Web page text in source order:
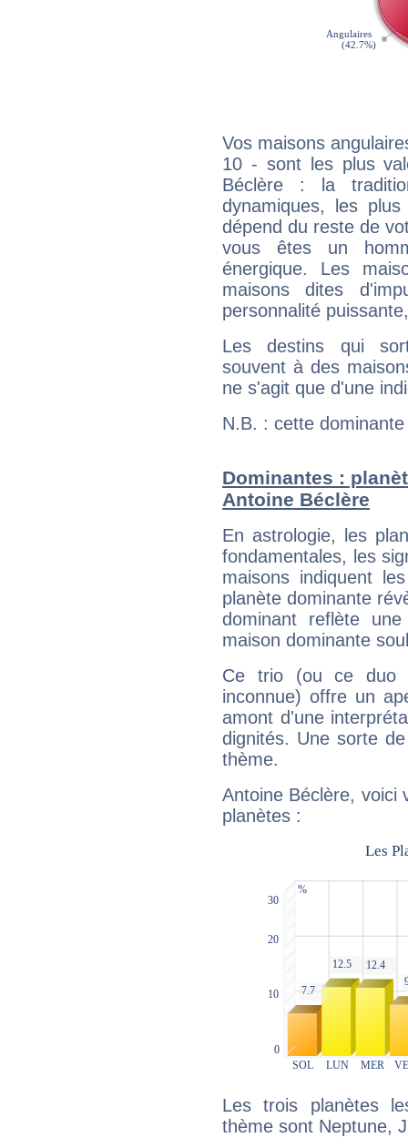
Vos maisons
10 - sont les plus
Béclère : la
dynamiques, les
dépend du reste de
vous êtes un
énergique. Les
maisons dites
personnalité
Les destins qui
souvent à des
ne s'agit que d'une
N.B. : cette
Dominantes :
Antoine Béclère
En astrologie, les
fondamentales, les
maisons indiquent
planète dominante
dominant reflète
maison dominante
Ce trio (ou ce duo
inconnue) offre un
amont d'une
dignités. Une sorte
thème.
Antoine Béclère, voici
planètes :
Les trois planètes
thème sont Neptune,